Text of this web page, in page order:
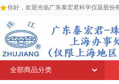
你好，欢迎光临广东泰宏君科学仪器股份
全部商品分类